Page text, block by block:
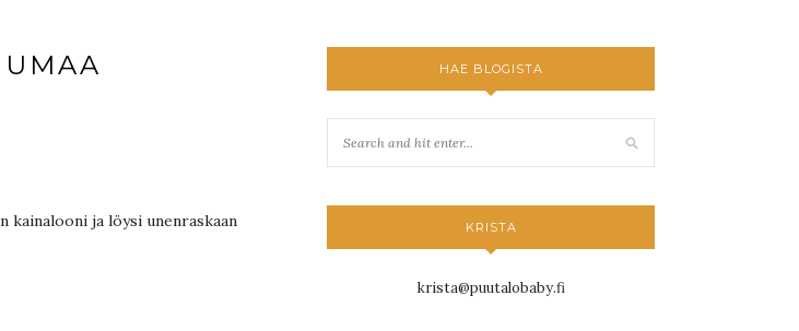
kainalooni ja löysi unenraskaan
HAE BLOGISTA
KRISTA
krista@puutalobaby.fi